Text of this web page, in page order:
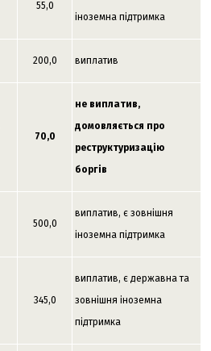
55,0
іноземна підтримка
200,0 виплатив
70,0
не виплатив,
домовляється про
реструктуризацію
боргів
500,0
виплатив, є зовнішня
іноземна підтримка
345,0
виплатив, є державна та
зовнішня іноземна
підтримка